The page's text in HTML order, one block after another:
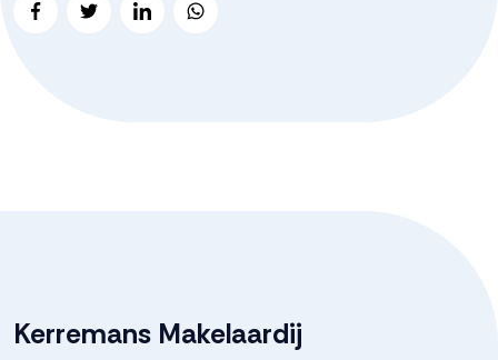
Kerremans Makelaardij